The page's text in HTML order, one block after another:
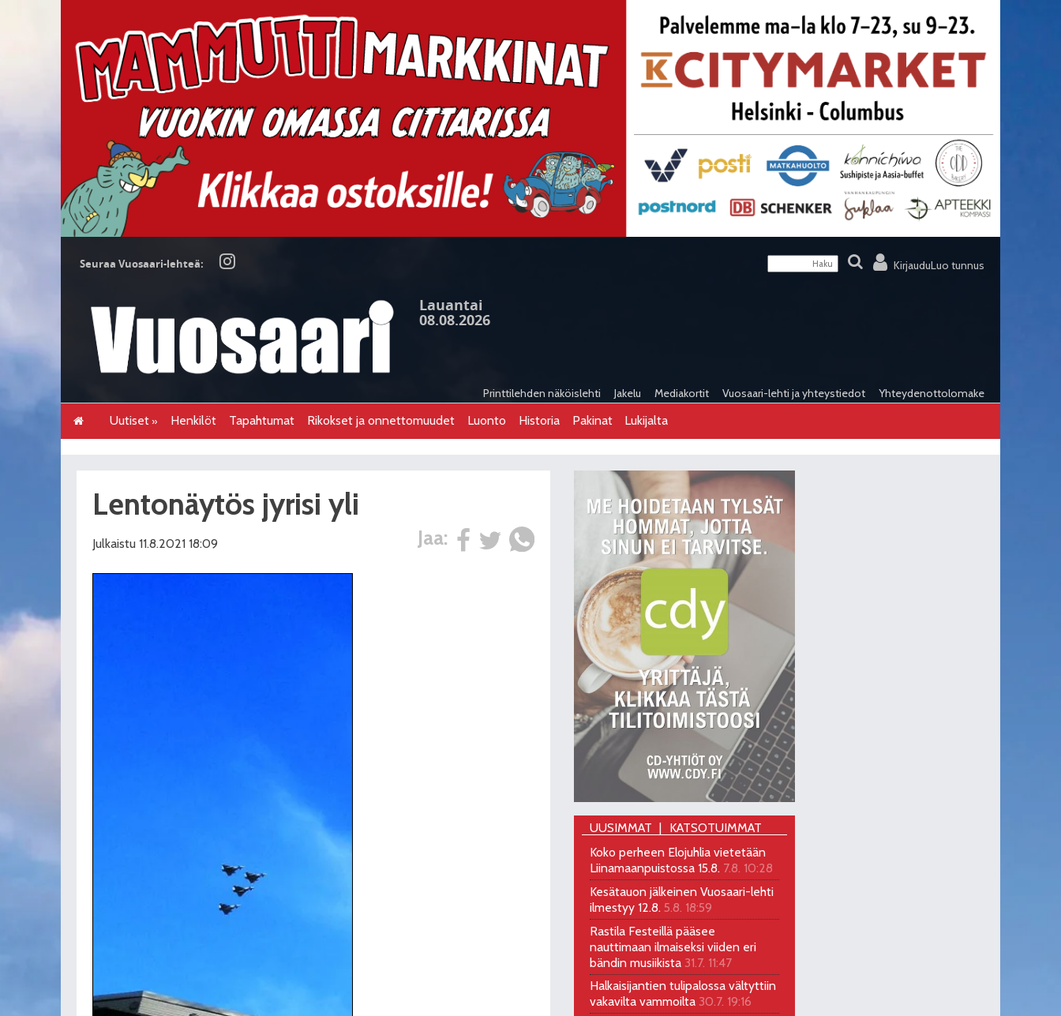
KirjauduLuo tunnus
Seuraa Vuosaari-lehteä:
Lauantai
08.08.2026
Printtilehden näköislehti Jakelu Mediakortit Vuosaari-lehti ja yhteystiedot Yhteydenottolomake
Uutiset Henkilöt Tapahtumat Rikokset ja onnettomuudet Luonto Historia Pakinat Lukijalta
Lentonäytös jyrisi yli
Jaa:
Julkaistu 11.8.2021 18:09
UUSIMMAT
KATSOTUIMMAT
Koko perheen Elojuhlia vietetään
Liinamaanpuistossa 15.8. 7.8. 10:28
Kesätauon jälkeinen Vuosaari-lehti
ilmestyy 12.8. 5.8. 18:59
Rastila Festeillä pääsee
nauttimaan ilmaiseksi viiden eri
bändin musiikista 31.7. 11:47
Halkaisijantien tulipalossa vältyttiin
vakavilta vammoilta 30.7. 19:16